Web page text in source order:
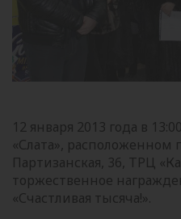
12 января 2013 года в
«Слата», расположенном
Партизанская, 36, ТРЦ
торжественное
«Счастливая тысяча!».